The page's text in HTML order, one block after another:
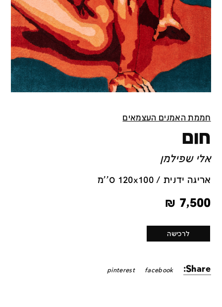
חממת האמנים העצמאים
חום
אלי שפילמן
אריגה ידנית / 120x100 ס''מ
7,500
₪
לרכישה
Share:
facebook
pinterest